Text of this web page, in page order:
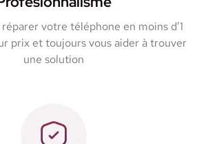
votre téléphone en moins d’1
prix et toujours vous aider à trouver
une solution